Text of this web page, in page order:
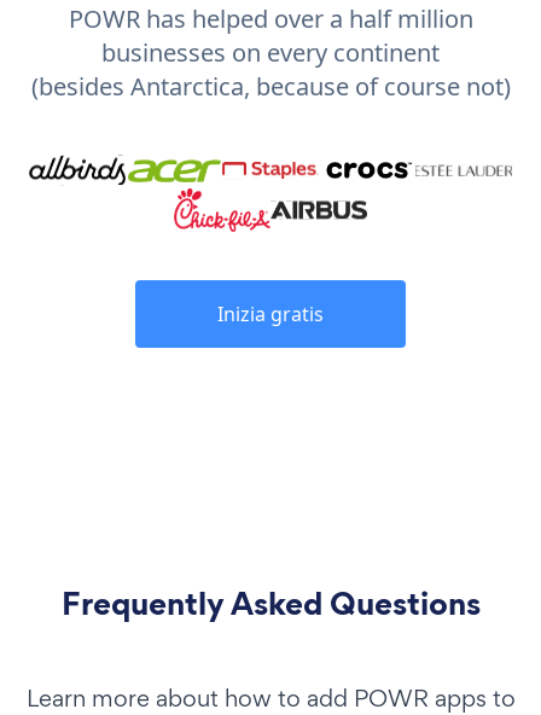
POWR has helped over a half million
businesses on every continent
(besides Antarctica, because of course not)
Inizia gratis
Frequently Asked Questions
Learn more about how to add POWR apps to